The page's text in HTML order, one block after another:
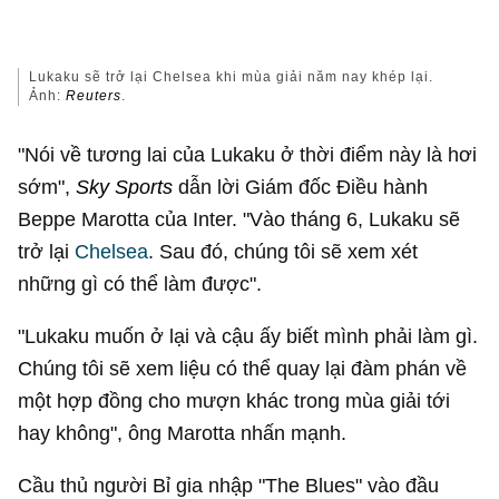
Lukaku sẽ trở lại Chelsea khi mùa giải năm nay khép lại.
Ảnh:Reuters.
"Nói về tương lai của Lukaku ở thời điểm này là hơi
sớm",Sky Sports dẫn lời Giám đốc Điều hành
Beppe Marotta của Inter. "Vào tháng 6, Lukaku sẽ
trở lại Chelsea. Sau đó, chúng tôi sẽ xem xét
những gì có thể làm được".
"Lukaku muốn ở lại và cậu ấy biết mình phải làm gì.
Chúng tôi sẽ xem liệu có thể quay lại đàm phán về
một hợp đồng cho mượn khác trong mùa giải tới
hay không", ông Marotta nhấn mạnh.
Cầu thủ người Bỉ gia nhập "The Blues" vào đầu